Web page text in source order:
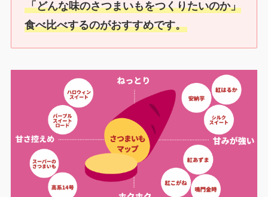
「どんな味のさつまいもをつくりたいのか」
食べ比べするのがおすすめです。